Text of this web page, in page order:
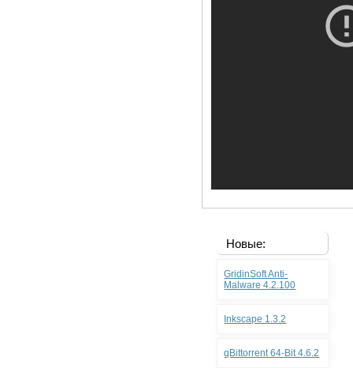
Новые:
GridinSoft Anti-
Malware 4.2.100
Inkscape 1.3.2
qBittorrent 64-Bit 4.6.2